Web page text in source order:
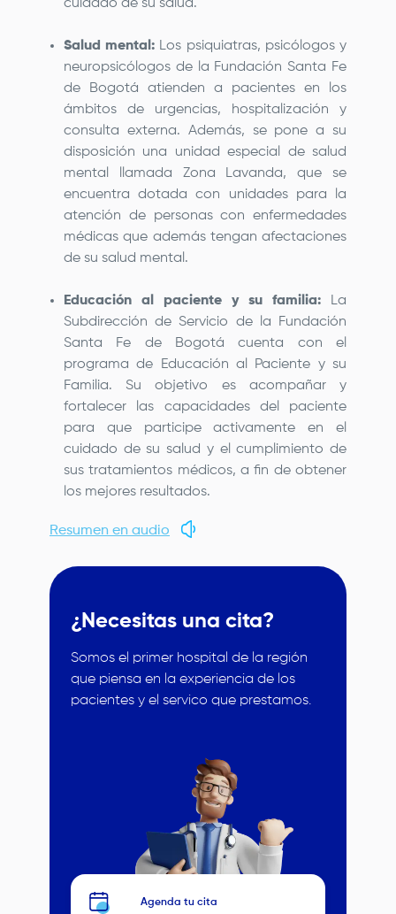
cuidado de su salud.
Salud mental: Los psiquiatras, psicólogos y
neuropsicólogos de la Fundación Santa Fe
de Bogotá atienden a pacientes en los
ámbitos de urgencias, hospitalización y
consulta externa. Además, se pone a su
disposición una unidad especial de salud
mental llamada Zona Lavanda, que se
encuentra dotada con unidades para la
atención de personas con enfermedades
médicas que además tengan afectaciones
de su salud mental.
Educación al paciente y su familia: La
Subdirección de Servicio de la Fundación
Santa Fe de Bogotácuenta con el
programa de Educación al Paciente y su
Familia. Su objetivo es acompañar y
fortalecer las capacidades del paciente
para que participe activamente en el
cuidado de su salud y el cumplimiento de
sus tratamientos médicos, a fin de obtener
los mejores resultados.
Resumen en audio
¿Necesitas una cita?
Somos el primer hospital de la región
que piensa en la experiencia de los
pacientes y el servico que prestamos.
Agenda tu cita